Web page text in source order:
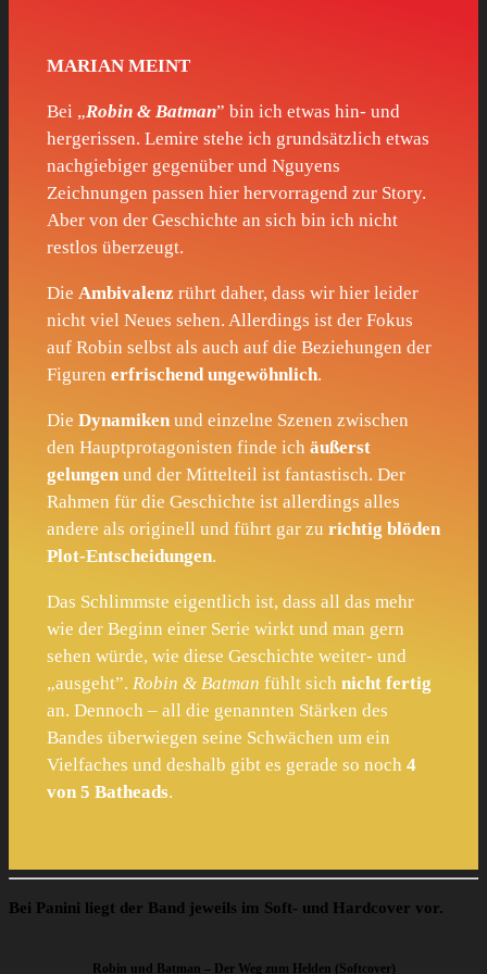
MARIAN MEINT
Bei „Robin & Batman” bin ich etwas hin- und
hergerissen. Lemire stehe ich grundsätzlich etwas
nachgiebiger gegenüber und Nguyens
Zeichnungen passen hier hervorragend zur Story.
Aber von der Geschichte an sich bin ich nicht
restlos überzeugt.
Die Ambivalenzrührt daher, dass wir hier leider
nicht viel Neues sehen. Allerdings ist der Fokus
auf Robin selbst als auch auf die Beziehungen der
Figuren erfrischend ungewöhnlich.
Die Dynamikenund einzelne Szenen zwischen
den Hauptprotagonisten finde ich äußerst
gelungenund der Mittelteil ist fantastisch. Der
Rahmen für die Geschichte ist allerdings alles
andere als originell und führt gar zu richtig blöden
Plot-Entscheidungen.
Das Schlimmste eigentlich ist, dass all das mehr
wie der Beginn einer Serie wirkt und man gern
sehen würde, wie diese Geschichte weiter- und
„ausgeht”. Robin & Batman fühlt sich nicht fertig
an. Dennoch – all die genannten Stärken des
Bandes überwiegen seine Schwächen um ein
Vielfaches und deshalb gibt es gerade so noch 4
von 5 Batheads.
Bei Panini liegt der Band jeweils im Soft- und Hardcover vor.
Robin und Batman – Der Weg zum Helden (Softcover)